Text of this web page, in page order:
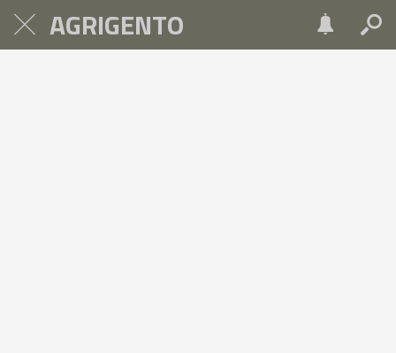
AGRIGENTO